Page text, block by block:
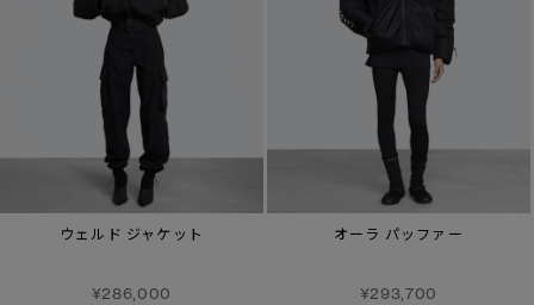
ウェルド ジャケット
¥286,000
オーラ パッファー
¥293,700